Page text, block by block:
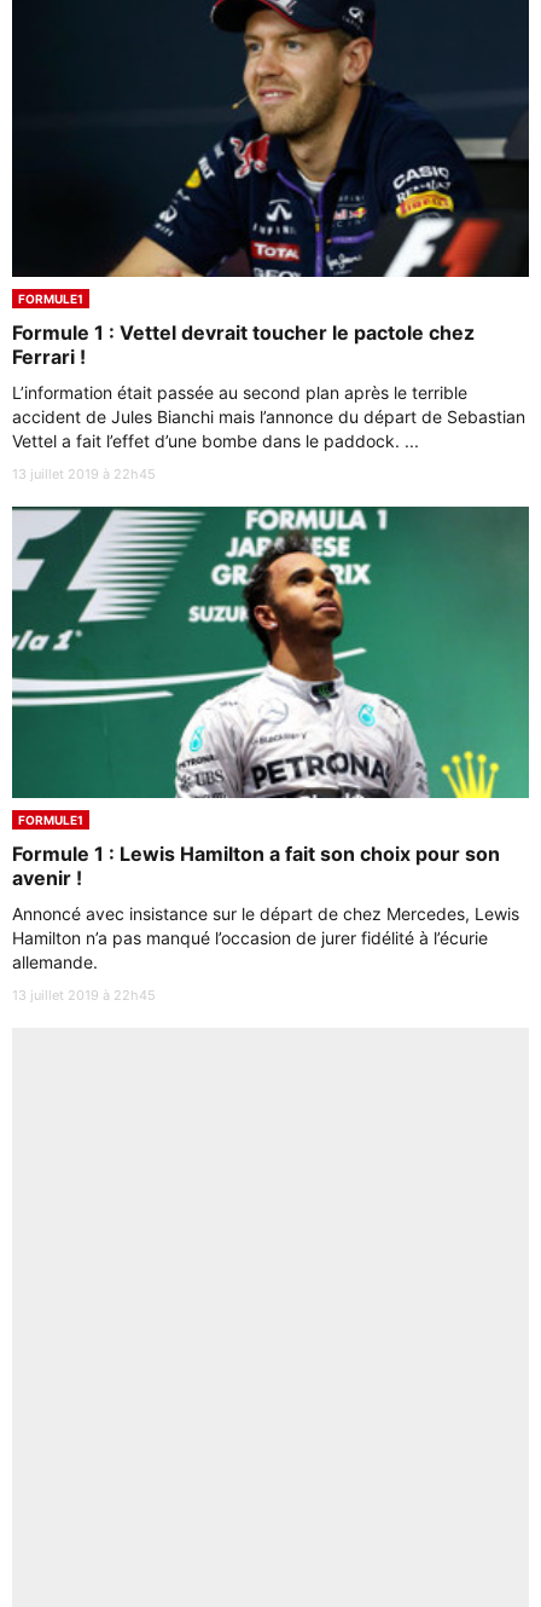
FORMULE1
Formule 1 : Vettel devrait toucher le pactole chez
Ferrari !
L’information était passée au second plan après le terrible
accident de Jules Bianchi mais l’annonce du départ de Sebastian
Vettel a fait l’effet d’une bombe dans le paddock. ...
13 juillet 2019 à 22h45
FORMULE1
Formule 1 : Lewis Hamilton a fait son choix pour son
avenir !
Annoncé avec insistance sur le départ de chez Mercedes, Lewis
Hamilton n’a pas manqué l’occasion de jurer fidélité à l’écurie
allemande.
13 juillet 2019 à 22h45